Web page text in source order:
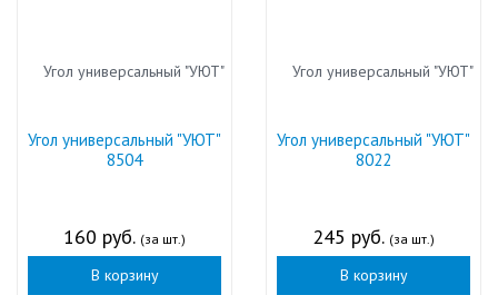
Угол универсальный "УЮТ"
8504
160 руб. (за шт.)
В корзину
Угол универсальный "УЮТ"
8022
245 руб. (за шт.)
В корзину